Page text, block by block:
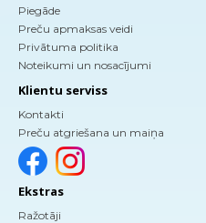
Piegāde
Preču apmaksas veidi
Privātuma politika
Noteikumi un nosacījumi
Klientu serviss
Kontakti
Preču atgriešana un maiņa
Ekstras
Ražotāji